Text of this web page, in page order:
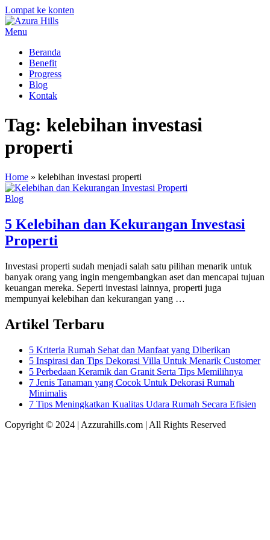
Lompat ke konten
Menu
Beranda
Benefit
Progress
Blog
Kontak
Tag: kelebihan investasi
properti
Home » kelebihan investasi properti
Blog
5 Kelebihan dan Kekurangan Investasi
Properti
Investasi properti sudah menjadi salah satu pilihan menarik untuk
banyak orang yang ingin mengembangkan aset dan mencapai tujuan
keuangan mereka. Seperti investasi lainnya, properti juga
mempunyai kelebihan dan kekurangan yang …
Artikel Terbaru
5 Kriteria Rumah Sehat dan Manfaat yang Diberikan
5 Inspirasi dan Tips Dekorasi Villa Untuk Menarik Customer
5 Perbedaan Keramik dan Granit Serta Tips Memilihnya
7 Jenis Tanaman yang Cocok Untuk Dekorasi Rumah
Minimalis
7 Tips Meningkatkan Kualitas Udara Rumah Secara Efisien
Copyright © 2024 | Azzurahills.com | All Rights Reserved